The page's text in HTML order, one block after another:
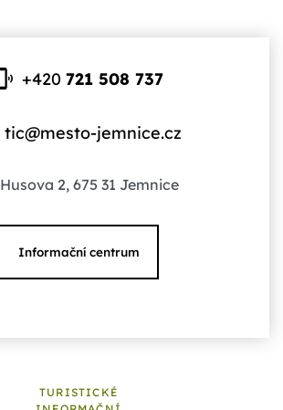
+420721 508 737
tic@mesto-jemnice.cz
Husova 2, 675 31 Jemnice
Informační centrum
TURISTICKÉ